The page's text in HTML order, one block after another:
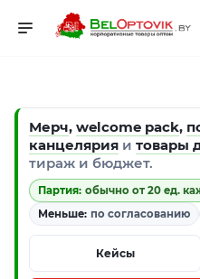
Мерч, welcome pack,
канцелярия и товары
тираж и бюджет.
Партия: обычно от 20 ед.
Меньше: по согласованию
Кейсы